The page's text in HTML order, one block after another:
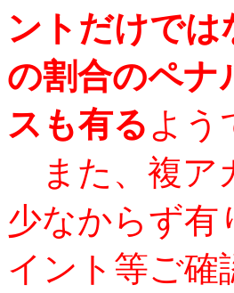
ントだけでは
の割合のペナ
スも有る よう
また、複ア
少なからず有
イント等ご確